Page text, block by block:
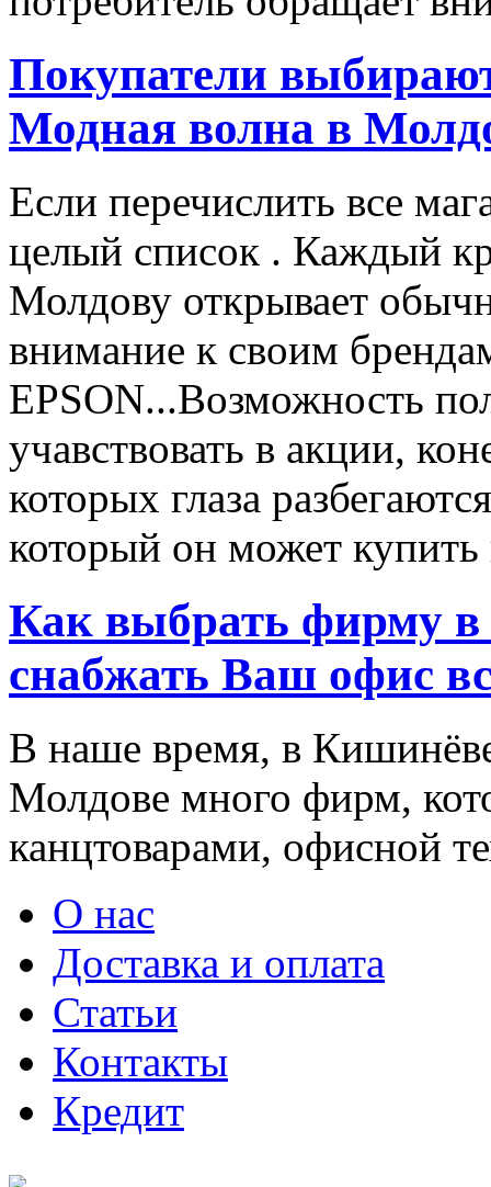
Покупатели
Модная волна в
Если перечислить все
целый список . Каждый
Молдову открывает
внимание к своим
EPSON...Возможность
учавствовать в акции,
которых глаза
который он может купить
Как выбрать фирму в
снабжать Ваш офис
В наше время, в
Молдове много фирм,
канцтоварами, офисной
О нас
Доставка и оплата
Статьи
Контакты
Кредит